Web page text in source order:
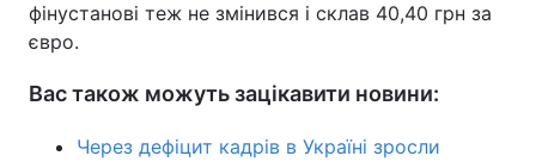
фінустанові теж не змінився і склав 40,40 грн за
євро.
Вас також можуть зацікавити новини:
Через дефіцит кадрів в Україні зросли